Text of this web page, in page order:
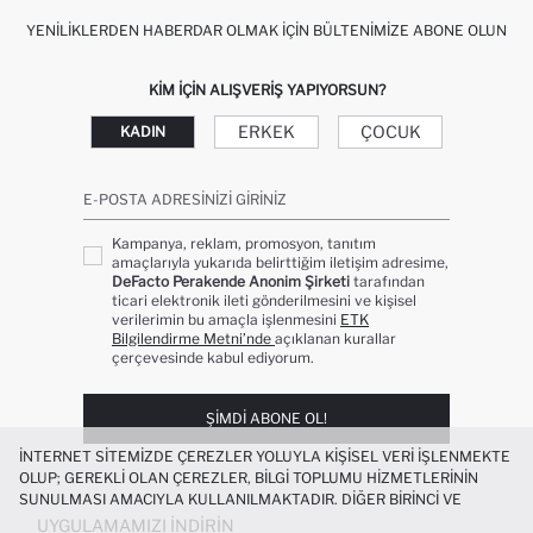
YENILIKLERDEN HABERDAR OLMAK İÇIN BÜLTENIMIZE ABONE OLUN
KIM IÇIN ALIŞVERIŞ YAPIYORSUN?
KADIN ERKEK ÇOCUK
E-POSTA ADRESINIZI GIRINIZ
Kampanya, reklam, promosyon, tanıtım
amaçlarıyla yukarıda belirttiğim iletişim adresime,
DeFacto Perakende Anonim Şirketi tarafından
ticari elektronik ileti gönderilmesini ve kişisel
verilerimin bu amaçla işlenmesini ETK
Bilgilendirme Metni’nde açıklanan kurallar
çerçevesinde kabul ediyorum.
ŞIMDI ABONE OL!
UYGULAMAMIZI İNDIRIN
İNTERNET SITEMIZDE ÇEREZLER YOLUYLA KIŞISEL VERI IŞLENMEKTE
OLUP; GEREKLI OLAN ÇEREZLER, BILGI TOPLUMU HIZMETLERININ
SUNULMASI AMACIYLA KULLANILMAKTADIR. DIĞER BIRINCI VE
ÜÇÜNCÜ TARAF ÇEREZLER ISE SIZE DAHA IYI BIR ALIŞVERIŞ